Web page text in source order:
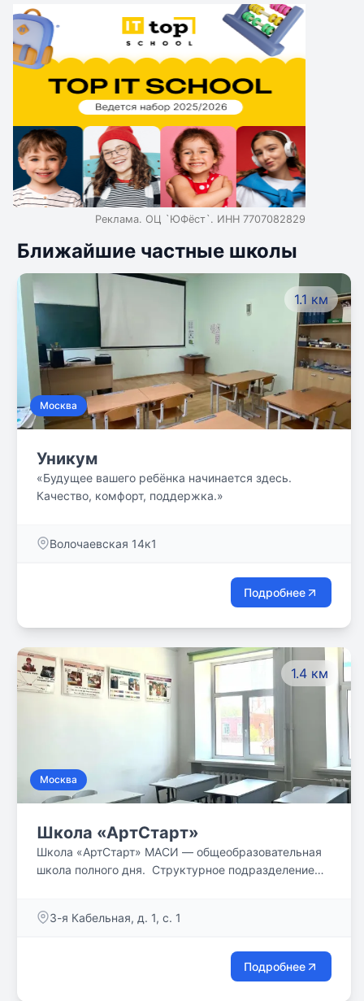
Реклама. ОЦ `ЮФёст`. ИНН 7707082829
Ближайшие частные школы
1.1 км
Москва
Уникум
«Будущее вашего ребёнка начинается здесь.
Качество, комфорт, поддержка.»
Волочаевская 14к1
Подробнее
1.4 км
Москва
Школа «АртСтарт»
Школа «АртСтарт» МАСИ — общеобразовательная
школа полного дня. Структурное подразделение
Строительного Института.
3-я Кабельная, д. 1, с. 1
Подробнее